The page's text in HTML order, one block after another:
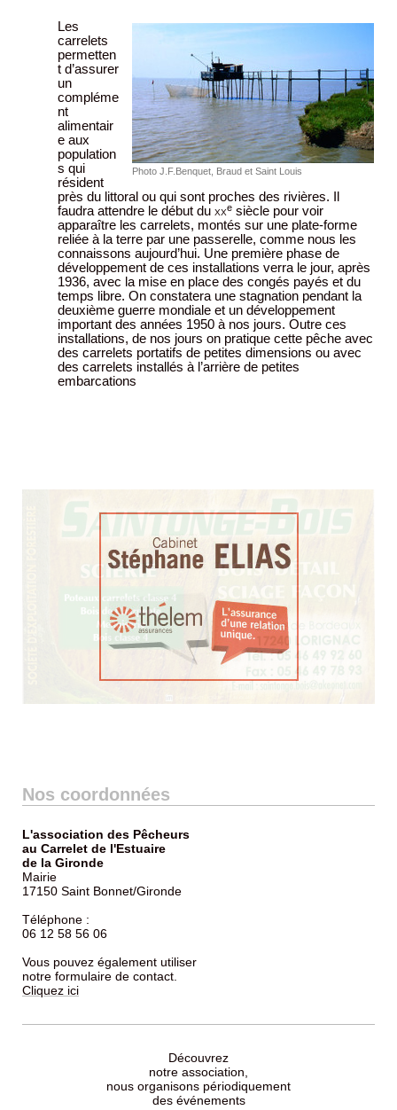
Photo J.F.Benquet, Braud et Saint Louis
Les
carrelets
permetten
t d’assurer
un
compléme
nt
alimentair
e aux
population
s qui
résident
près du littoral ou qui sont proches des rivières. Il
faudra attendre le début du xxe siècle pour voir
apparaître les carrelets, montés sur une plate-forme
reliée à la terre par une passerelle, comme nous les
connaissons aujourd’hui. Une première phase de
développement de ces installations verra le jour, après
1936, avec la mise en place des congés payés et du
temps libre. On constatera une stagnation pendant la
deuxième guerre mondiale et un développement
important des années 1950 à nos jours. Outre ces
installations, de nos jours on pratique cette pêche avec
des carrelets portatifs de petites dimensions ou avec
des carrelets installés à l’arrière de petites
embarcations
Nos coordonnées
L'association des Pêcheurs
au Carrelet de l'Estuaire
de la Gironde
Mairie
17150 Saint Bonnet/Gironde
Téléphone :
06 12 58 56 06
Vous pouvez également utiliser
notre formulaire de contact.
Cliquez ici
Découvrez
notre association,
nous organisons périodiquement
des événements